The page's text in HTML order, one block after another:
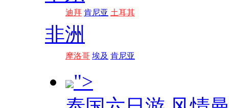
迪拜 肯尼亚 土耳其
非洲
摩洛哥 埃及 肯尼亚
">